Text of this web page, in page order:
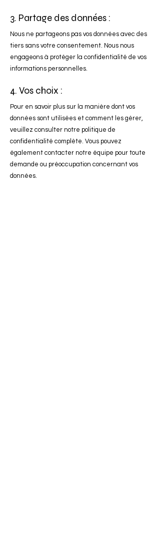
3. Partage des données :
Nous ne partageons pas vos données avec des
tiers sans votre consentement. Nous nous
engageons à protéger la confidentialité de vos
informations personnelles.
4. Vos choix :
Pour en savoir plus sur la manière dont vos
données sont utilisées et comment les gérer,
veuillez consulter notre politique de
confidentialité complète. Vous pouvez
également contacter notre équipe pour toute
demande ou préoccupation concernant vos
données.